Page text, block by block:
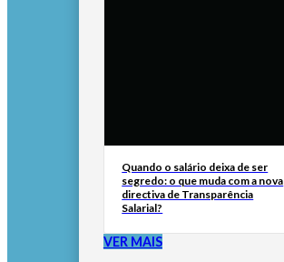
Quando o salário deixa de ser
segredo: o que muda com a nova
directiva de Transparência
Salarial?
VER MAIS